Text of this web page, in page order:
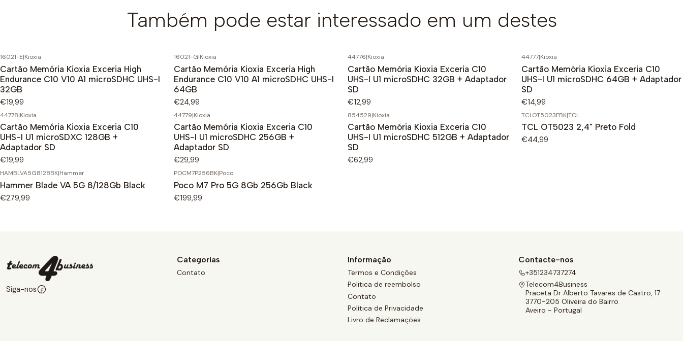
Também pode estar interessado em um destes
16021-E|Kioxia
Cartão Memória Kioxia Exceria High
Endurance C10 V10 A1 microSDHC UHS-I
32GB
€19,99
16021-G|Kioxia
Cartão Memória Kioxia Exceria High
Endurance C10 V10 A1 microSDHC UHS-I
64GB
€24,99
44776|Kioxia
Cartão Memória Kioxia Exceria C10
UHS-I U1 microSDHC 32GB + Adaptador
SD
€12,99
44777|Kioxia
Cartão Memória Kioxia Exceria C10
UHS-I U1 microSDHC 64GB + Adaptador
SD
€14,99
44778|Kioxia
Cartão Memória Kioxia Exceria C10
UHS-I U1 microSDXC 128GB +
Adaptador SD
€19,99
44779|Kioxia
Cartão Memória Kioxia Exceria C10
UHS-I U1 microSDHC 256GB +
Adaptador SD
€29,99
854529|Kioxia
Cartão Memória Kioxia Exceria C10
UHS-I U1 microSDHC 512GB + Adaptador
SD
€62,99
TCLOT5023FBK|TCL
TCL OT5023 2,4" Preto Fold
€44,99
HAMBLVA5G8128BK|Hammer
Hammer Blade VA 5G 8/128Gb Black
€279,99
POCM7P256BK|Poco
Poco M7 Pro 5G 8Gb 256Gb Black
€199,99
Siga-nos
Categorias
Contato
Informação
Termos e Condições
Politica de reembolso
Contato
Política de Privacidade
Livro de Reclamações
Contacte-nos
+351234737274
Telecom4Business
Praceta Dr Alberto Tavares de Castro, 17
3770-205 Oliveira do Bairro
Aveiro - Portugal